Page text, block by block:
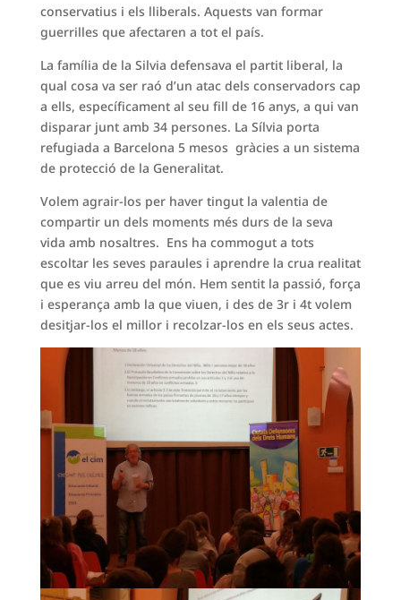
conservatius i els lliberals. Aquests van formar
guerrilles que afectaren a tot el país.
La família de la Silvia defensava el partit liberal, la
qual cosa va ser raó d’un atac dels conservadors cap
a ells, específicament al seu fill de 16 anys, a qui van
disparar junt amb 34 persones. La Sílvia porta
refugiada a Barcelona 5 mesos gràcies a un sistema
de protecció de la Generalitat.
Volem agrair-los per haver tingut la valentia de
compartir un dels moments més durs de la seva
vida amb nosaltres. Ens ha commogut a tots
escoltar les seves paraules i aprendre la crua realitat
que es viu arreu del món. Hem sentit la passió, força
i esperança amb la que viuen, i des de 3r i 4t volem
desitjar-los el millor i recolzar-los en els seus actes.